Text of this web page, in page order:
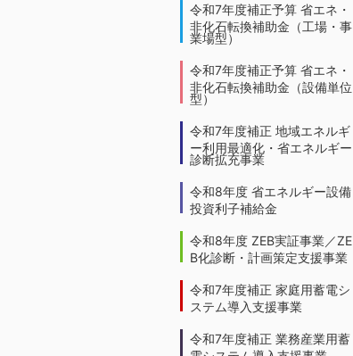
令和7年度補正予算 省エネ・
非化石転換補助金（工場・事
業場型）
令和7年度補正予算 省エネ・
非化石転換補助金（設備単位
型）
令和7年度補正 地域エネルギ
ー利用最適化・省エネルギー
診断拡充事業
令和8年度 省エネルギー設備
投資利子補給金
令和8年度 ZEB実証事業／ZE
B化診断・計画策定支援事業
令和7年度補正 家庭用蓄電シ
ステム導入支援事業
令和7年度補正 業務産業用蓄